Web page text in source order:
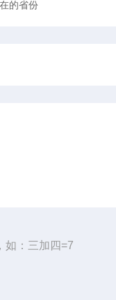
如：三加四=7